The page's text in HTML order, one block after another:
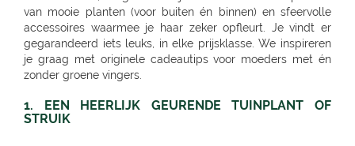
1. EEN HEERLIJK GEURENDE TUINPLANT OF
STRUIK